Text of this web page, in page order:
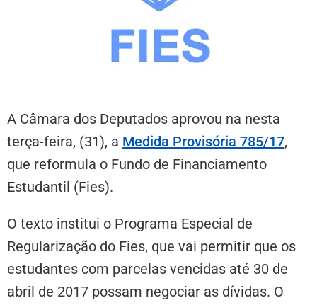
A Câmara dos Deputados aprovou na nesta
terça-feira, (31), a Medida Provisória 785/17,
que reformula o Fundo de Financiamento
Estudantil (Fies).
O texto institui o Programa Especial de
Regularização do Fies, que vai permitir que os
estudantes com parcelas vencidas até 30 de
abril de 2017 possam negociar as dívidas. O